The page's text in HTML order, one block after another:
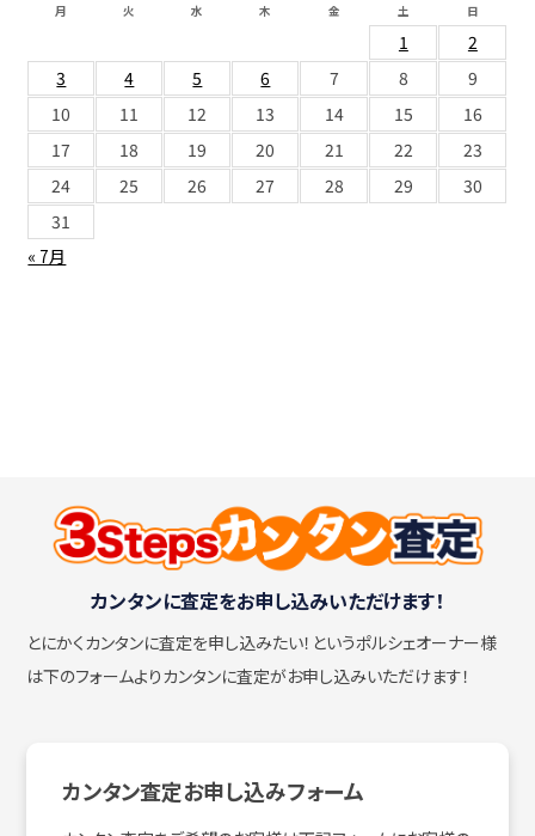
月 火 水 木 金 土 日
« 7月
1
2
3
4 5 6 7 8
9
10
11 12 13 14 15
16
17
18 19 20 21 22
23
24
25 26 27 28 29
30
31
カンタンに査定をお申し込みいただけます！
とにかくカンタンに査定を申し込みたい！ というポルシェオーナー様
は下のフォームよりカンタンに査定がお申し込みいただけます！
カンタン査定お申し込みフォーム